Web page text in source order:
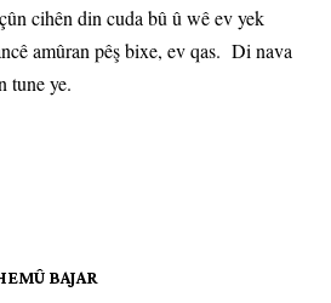
cihên din cuda bû û wê ev yek
amûran pêş bixe, ev qas. Di nava
tune ye.
BAJAR